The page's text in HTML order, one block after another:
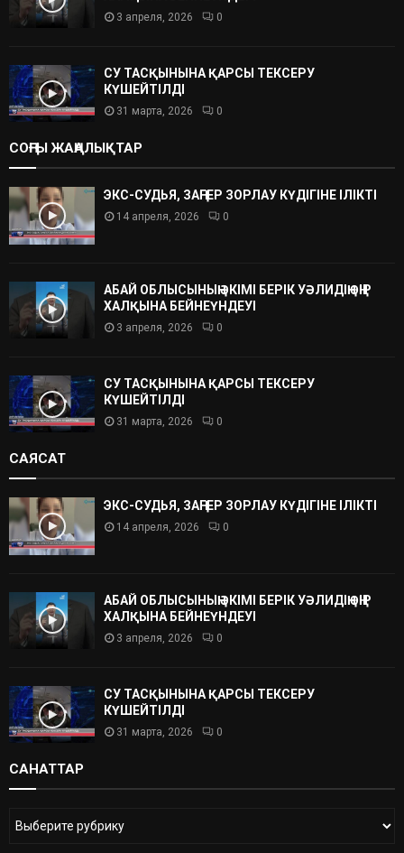
3 апреля, 2026 0
СУ ТАСҚЫНЫНА ҚАРСЫ ТЕКСЕРУ
КҮШЕЙТІЛДІ
31 марта, 2026 0
СОҢҒЫ ЖАҢАЛЫҚТАР
ЭКС-СУДЬЯ, ЗАҢГЕР ЗОРЛАУ КҮДІГІНЕ ІЛІКТІ
14 апреля, 2026 0
АБАЙ ОБЛЫСЫНЫҢ ӘКІМІ БЕРІК УӘЛИДІҢ ӨҢІР
ХАЛҚЫНА БЕЙНЕҮНДЕУІ
3 апреля, 2026 0
СУ ТАСҚЫНЫНА ҚАРСЫ ТЕКСЕРУ
КҮШЕЙТІЛДІ
31 марта, 2026 0
САЯСАТ
ЭКС-СУДЬЯ, ЗАҢГЕР ЗОРЛАУ КҮДІГІНЕ ІЛІКТІ
14 апреля, 2026 0
АБАЙ ОБЛЫСЫНЫҢ ӘКІМІ БЕРІК УӘЛИДІҢ ӨҢІР
ХАЛҚЫНА БЕЙНЕҮНДЕУІ
3 апреля, 2026 0
СУ ТАСҚЫНЫНА ҚАРСЫ ТЕКСЕРУ
КҮШЕЙТІЛДІ
31 марта, 2026 0
САНАТТАР